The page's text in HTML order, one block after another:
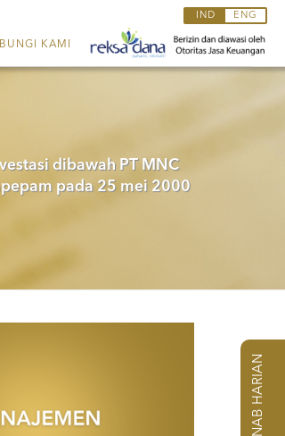
IND ENG
KAMI
NAB HARIAN
dibawah PT MNC
pada 25 mei 2000